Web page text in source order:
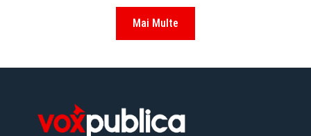
Mai Multe